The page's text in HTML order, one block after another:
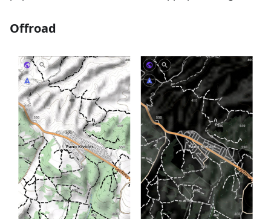
Offroad